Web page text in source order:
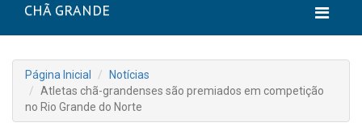
CHÃ GRANDE
Página Inicial
Notícias
Atletas chã-grandenses são premiados em competição
no Rio Grande do Norte